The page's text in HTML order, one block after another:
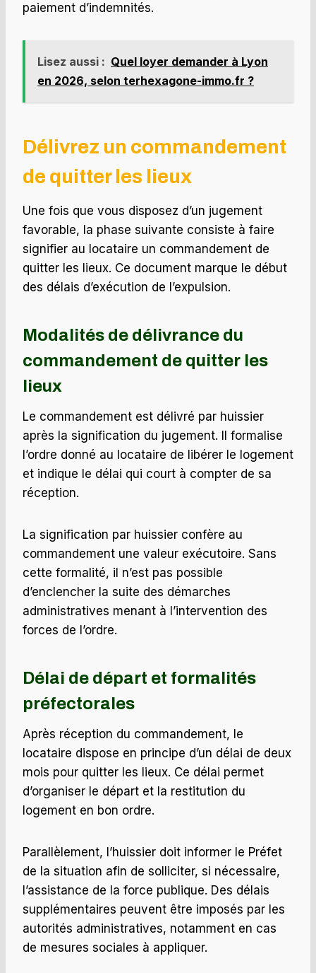
paiement d’indemnités.
Lisez aussi : Quel loyer demander à Lyon
en 2026, selon terhexagone-immo.fr ?
Délivrez un commandement
de quitter les lieux
Une fois que vous disposez d’un jugement
favorable, la phase suivante consiste à faire
signifier au locataire un commandement de
quitter les lieux. Ce document marque le début
des délais d’exécution de l’expulsion.
Modalités de délivrance du
commandement de quitter les
lieux
Le commandement est délivré par huissier
après la signification du jugement. Il formalise
l’ordre donné au locataire de libérer le logement
et indique le délai qui court à compter de sa
réception.
La signification par huissier confère au
commandement une valeur exécutoire. Sans
cette formalité, il n’est pas possible
d’enclencher la suite des démarches
administratives menant à l’intervention des
forces de l’ordre.
Délai de départ et formalités
préfectorales
Après réception du commandement, le
locataire dispose en principe d’un délai de deux
mois pour quitter les lieux. Ce délai permet
d’organiser le départ et la restitution du
logement en bon ordre.
Parallèlement, l’huissier doit informer le Préfet
de la situation afin de solliciter, si nécessaire,
l’assistance de la force publique. Des délais
supplémentaires peuvent être imposés par les
autorités administratives, notamment en cas
de mesures sociales à appliquer.